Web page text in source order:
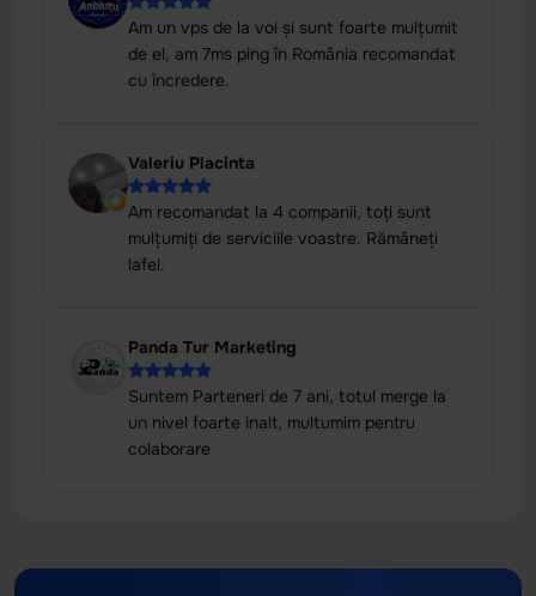
Am un vps de la voi și sunt foarte mulțumit
de el, am 7ms ping în România recomandat
cu încredere.
Valeriu Placinta
Am recomandat la 4 companii, toți sunt
mulțumiți de serviciile voastre. Rămâneți
lafel.
Panda Tur Marketing
Suntem Parteneri de 7 ani, totul merge la
un nivel foarte inalt, multumim pentru
colaborare